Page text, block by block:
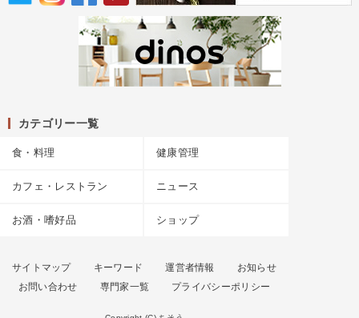
カテゴリー一覧
食・料理 健康管理
カフェ・レストラン ニュース
お酒・嗜好品 ショップ
サイトマップ キーワード 運営者情報
お知らせ
お問い合わせ
専門家一覧 プライバシーポリシー